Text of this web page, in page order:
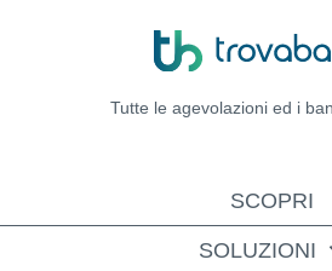
Tutte le agevolazioni ed i
SCOPRI
SOLUZIONI